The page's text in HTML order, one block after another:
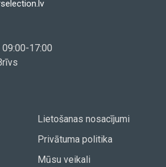
09:00-17:00
Lietošanas nosacījumi
Privātuma politika
Mūsu veikali